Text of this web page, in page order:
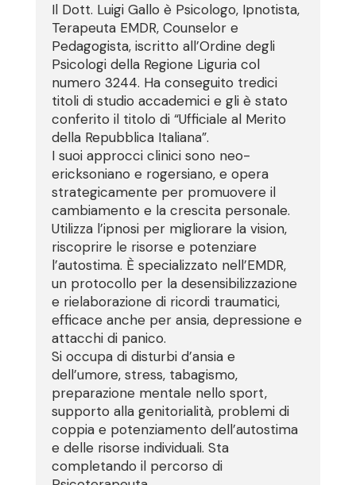
Il Dott. Luigi Gallo è Psicologo, Ipnotista,
Terapeuta EMDR, Counselor e
Pedagogista, iscritto all’Ordine degli
Psicologi della Regione Liguria col
numero 3244. Ha conseguito tredici
titoli di studio accademici e gli è stato
conferito il titolo di “Ufficiale al Merito
della Repubblica Italiana”.
I suoi approcci clinici sono neo-
ericksoniano e rogersiano, e opera
strategicamente per promuovere il
cambiamento e la crescita personale.
Utilizza l’ipnosi per migliorare la vision,
riscoprire le risorse e potenziare
l’autostima. È specializzato nell’EMDR,
un protocollo per la desensibilizzazione
e rielaborazione di ricordi traumatici,
efficace anche per ansia, depressione e
attacchi di panico.
Si occupa di disturbi d’ansia e
dell’umore, stress, tabagismo,
preparazione mentale nello sport,
supporto alla genitorialità, problemi di
coppia e potenziamento dell’autostima
e delle risorse individuali. Sta
completando il percorso di